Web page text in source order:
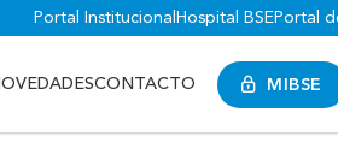
Portal Institucional Hospital BSE Portal
MIBSE
CONTACTO